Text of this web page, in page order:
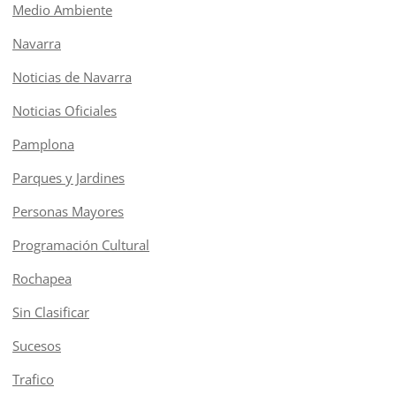
Medio Ambiente
Navarra
Noticias de Navarra
Noticias Oficiales
Pamplona
Parques y Jardines
Personas Mayores
Programación Cultural
Rochapea
Sin Clasificar
Sucesos
Trafico